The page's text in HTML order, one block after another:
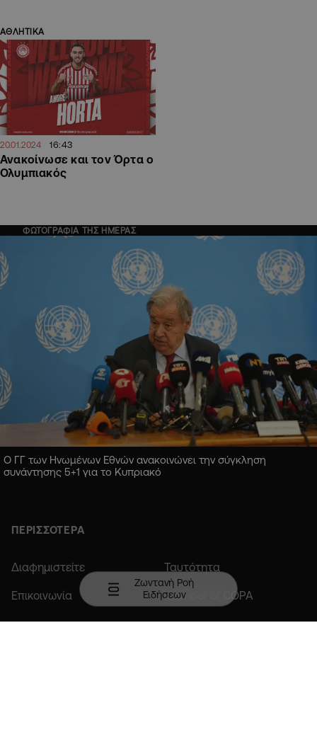
ΑΘΛΗΤΙΚΑ
20.01.2024 16:43
Ανακοίνωσε και τον Όρτα ο
Ολυμπιακός
ΦΩΤΟΓΡΑΦΙΑ ΤΗΣ ΗΜΕΡΑΣ
Ο ΓΓ των Ηνωμένων Εθνών ανακοινώνει την σύγκληση
συνάντησης 5+1 για το Κυπριακό
ΠΕΡΙΣΣΟΤΕΡΑ
Διαφημιστείτε Ταυτότητα
Επικοινωνία Member of COPA
Ζωντανή Ροή
Ειδήσεων